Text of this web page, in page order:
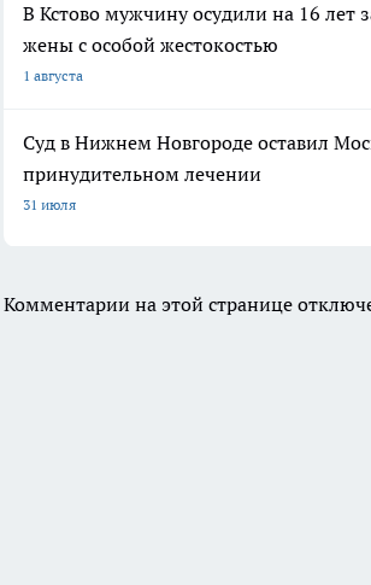
В Кстово мужчину осудили на 16 лет
жены с особой жестокостью
1 августа
Суд в Нижнем Новгороде оставил
принудительном лечении
31 июля
Комментарии на этой странице